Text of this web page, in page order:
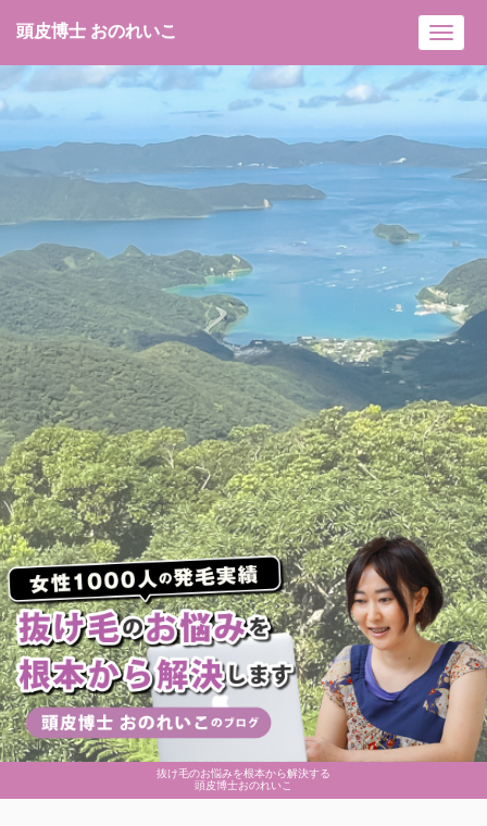
抜け毛のお悩みを根本から解決する
頭皮博士おのれいこ
頭皮博士 おのれいこ